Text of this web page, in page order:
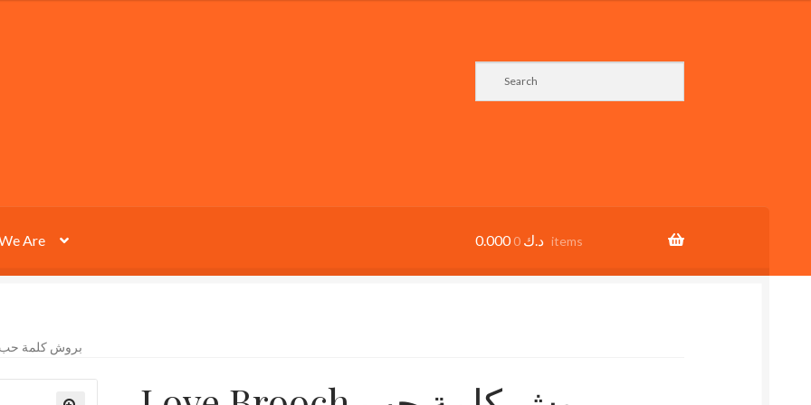
Are 0.000 د.ك 0 items
LOVE BROOCH بروش كلمة حب